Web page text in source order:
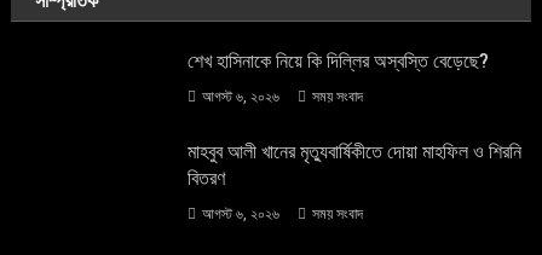
শেখ হাসিনাকে নিয়ে কি দিল্লির অস্বস্তি বেড়েছে?
আগস্ট ৬, ২০২৬ সময় সংবাদ
মাহবুব আলী খানের মৃত্যুবার্ষিকীতে দোয়া মাহফিল ও শিরনি
বিতরণ
আগস্ট ৬, ২০২৬ সময় সংবাদ